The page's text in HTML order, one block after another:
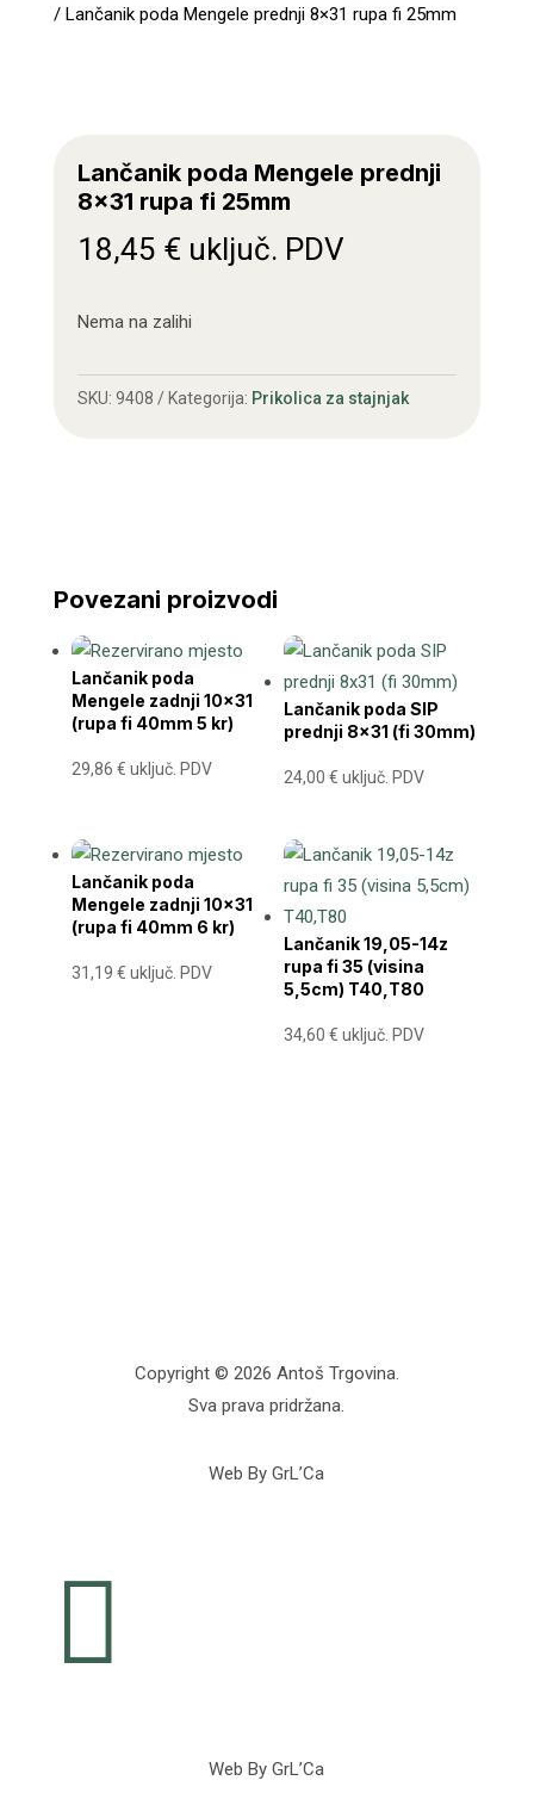
/ Lančanik poda Mengele prednji 8×31 rupa fi 25mm
Lančanik poda Mengele prednji
8×31 rupa fi 25mm
18,45 € uključ. PDV
Nema na zalihi
SKU: 9408 Kategorija: Prikolica za stajnjak
Povezani proizvodi
Lančanik poda
Mengele zadnji 10×31
(rupa fi 40mm 5 kr)
29,86 € uključ. PDV
Lančanik poda SIP
prednji 8×31 (fi 30mm)
24,00€ uključ. PDV
Lančanik poda
Mengele zadnji 10×31
(rupa fi 40mm 6 kr)
31,19 € uključ. PDV
Lančanik 19,05-14z
rupa fi 35 (visina
5,5cm) T40,T80
34,60€ uključ. PDV
Copyright © 2026 Antoš Trgovina.
Sva prava pridržana.
Web By GrL’Ca

Web By GrL’Ca